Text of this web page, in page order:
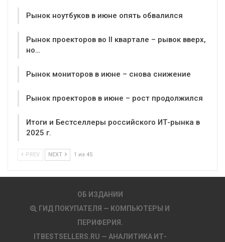
Рынок ноутбуков в июне опять обвалился
Рынок проекторов во II квартале – рывок вверх,
но…
Рынок мониторов в июне – снова снижение
Рынок проекторов в июне – рост продолжился
Итоги и Бестселлеры российского ИТ-рынка в
2025 г.
PREV NEXT 1 из 45
ОБ ИЗДАНИИ
ГИД ПОКУПАТЕЛЯ — КОМПЬЮТЕРЫ И
ПЕРИФЕРИЯ.
ITBESTSELLERS.RU — АНАЛИТИКА ИТ-